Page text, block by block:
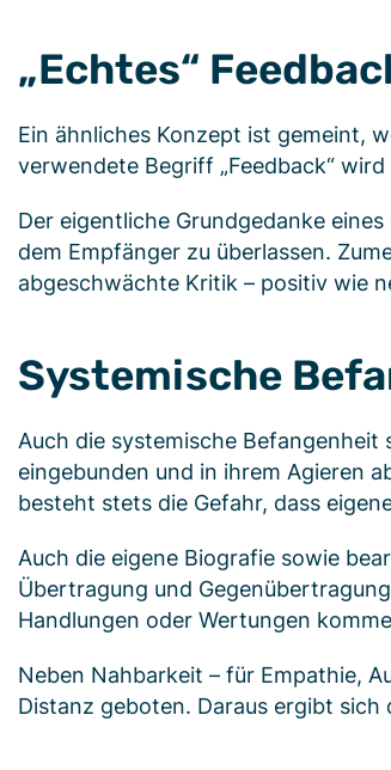
„Echtes“
Ein ähnliches Konzept ist gemeint,
verwendete Begriff „Feedback“
Der eigentliche Grundgedanke
dem Empfänger zu überlassen.
abgeschwächte Kritik – positiv wie
Systemische
Auch die systemische
eingebunden und in ihrem Agieren
besteht stets die Gefahr, dass
Auch die eigene Biografie sowie
Übertragung und
Handlungen oder Wertungen
Neben Nahbarkeit – für Empathie,
Distanz geboten. Daraus ergibt sich